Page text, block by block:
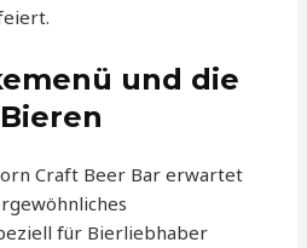
und die
Craft Beer Bar erwartet
für Bierliebhaber